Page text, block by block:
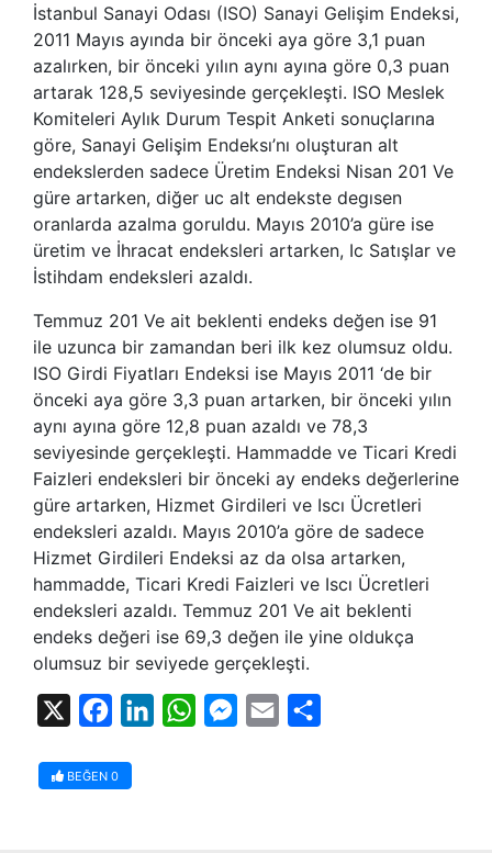
İstanbul Sanayi Odası (ISO) Sanayi Gelişim Endeksi,
2011 Mayıs ayında bir önceki aya göre 3,1 puan
azalırken, bir önceki yılın aynı ayına göre 0,3 puan
artarak 128,5 seviyesinde gerçekleşti. ISO Meslek
Komiteleri Aylık Durum Tespit Anketi sonuçlarına
göre, Sanayi Gelişim Endeksı’nı oluşturan alt
endekslerden sadece Üretim Endeksi Nisan 201 Ve
güre artarken, diğer uc alt endekste degısen
oranlarda azalma goruldu. Mayıs 2010’a güre ise
üretim ve İhracat endeksleri artarken, Ic Satışlar ve
İstihdam endeksleri azaldı.
Temmuz 201 Ve ait beklenti endeks değen ise 91
ile uzunca bir zamandan beri ilk kez olumsuz oldu.
ISO Girdi Fiyatları Endeksi ise Mayıs 2011 ‘de bir
önceki aya göre 3,3 puan artarken, bir önceki yılın
aynı ayına göre 12,8 puan azaldı ve 78,3
seviyesinde gerçekleşti. Hammadde ve Ticari Kredi
Faizleri endeksleri bir önceki ay endeks değerlerine
güre artarken, Hizmet Girdileri ve Iscı Ücretleri
endeksleri azaldı. Mayıs 2010’a göre de sadece
Hizmet Girdileri Endeksi az da olsa artarken,
hammadde, Ticari Kredi Faizleri ve Iscı Ücretleri
endeksleri azaldı. Temmuz 201 Ve ait beklenti
endeks değeri ise 69,3 değen ile yine oldukça
olumsuz bir seviyede gerçekleşti.
FacebookLinkedInWhatsAppMessenger
Email
BEĞEN 0